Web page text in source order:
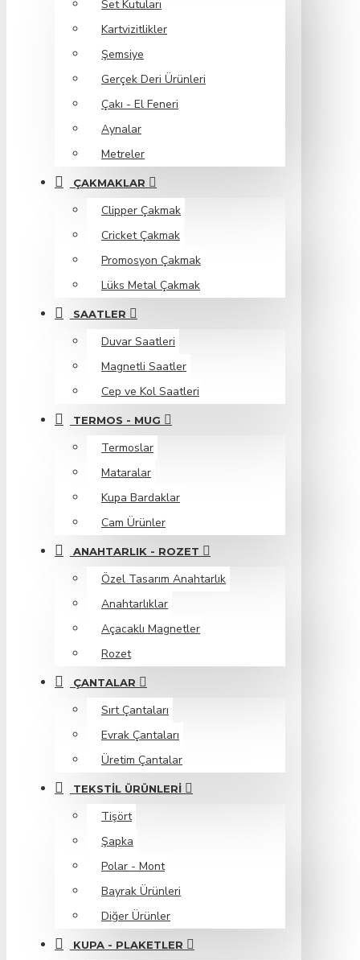
Set Kutuları
Kartvizitlikler
Şemsiye
Gerçek Deri Ürünleri
Çakı - El Feneri
Aynalar
Metreler
ÇAKMAKLAR
Clipper Çakmak
Cricket Çakmak
Promosyon Çakmak
Lüks Metal Çakmak
SAATLER
Duvar Saatleri
Magnetli Saatler
Cep ve Kol Saatleri
TERMOS - MUG
Termoslar
Mataralar
Kupa Bardaklar
Cam Ürünler
ANAHTARLIK - ROZET
Özel Tasarım Anahtarlık
Anahtarlıklar
Açacaklı Magnetler
Rozet
ÇANTALAR
Sırt Çantaları
Evrak Çantaları
Üretim Çantalar
TEKSTIL ÜRÜNLERI
Tişört
Şapka
Polar - Mont
Bayrak Ürünleri
Diğer Ürünler
KUPA - PLAKETLER